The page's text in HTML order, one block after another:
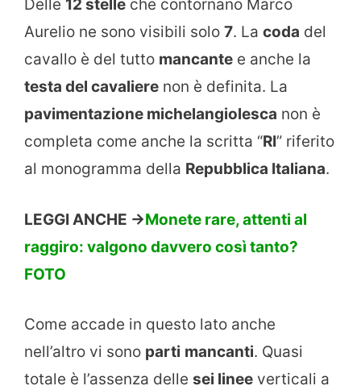
Delle 12 stelle che contornano Marco
Aurelio ne sono visibili solo 7. La coda del
cavallo è del tutto mancante e anche la
testa del cavaliere non è definita. La
pavimentazione michelangiolesca non è
completa come anche la scritta “RI” riferito
al monogramma della Repubblica Italiana.
LEGGI ANCHE ->Monete rare, attenti al
raggiro: valgono davvero così tanto?
FOTO
Come accade in questo lato anche
nell’altro vi sono parti mancanti. Quasi
totale è l’assenza delle sei linee verticali a